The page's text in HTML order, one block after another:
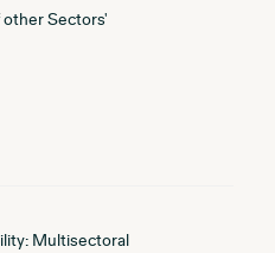
other Sectors'
Multisectoral